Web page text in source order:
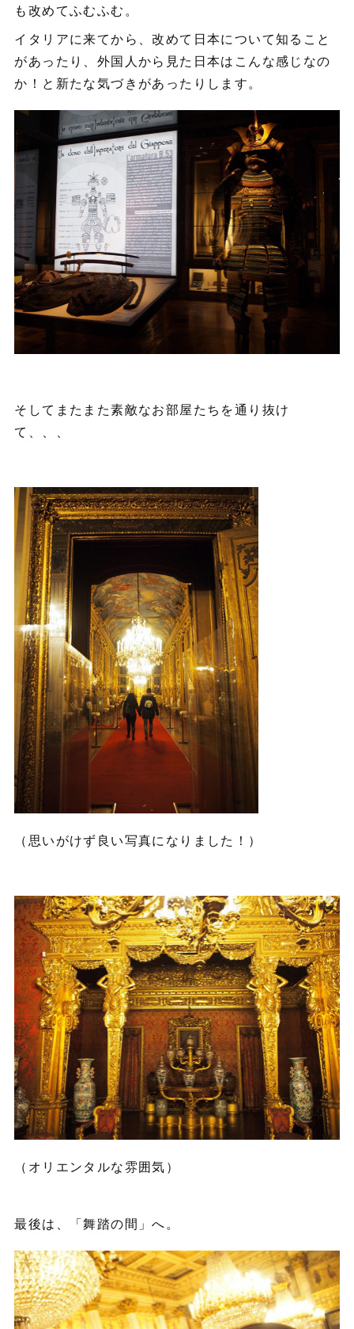
も改めてふむふむ。
イタリアに来てから、改めて日本について知ること
があったり、外国人から見た日本はこんな感じなの
か！と新たな気づきがあったりします。
そしてまたまた素敵なお部屋たちを通り抜け
て、、、
（思いがけず良い写真になりました！）
（オリエンタルな雰囲気）
最後は、「舞踏の間」へ。